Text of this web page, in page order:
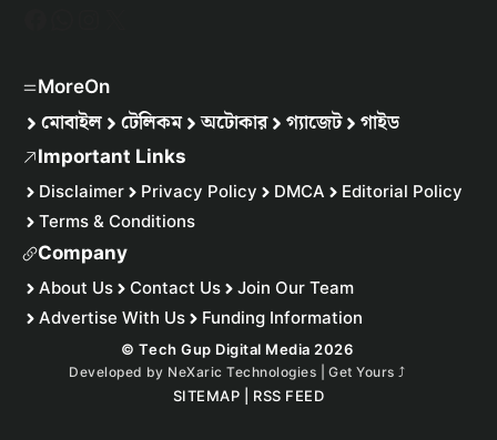
MoreOn
মোবাইল টেলিকম অটোকার গ্যাজেট গাইড
Important Links
Disclaimer Privacy Policy DMCA
Editorial Policy
Terms & Conditions
Company
About Us Contact Us
Join Our Team
Advertise With Us
Funding Information
© Tech Gup Digital Media 2026
Developed by NeXaric Technologies | Get Yours⤴︎
SITEMAP RSS FEED